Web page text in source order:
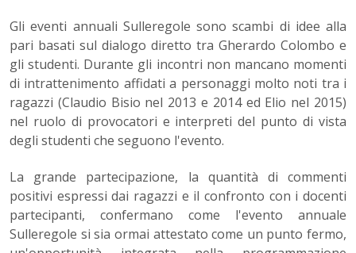
Gli eventi annuali Sulleregole sono scambi di idee alla
pari basati sul dialogo diretto tra Gherardo Colombo e
gli studenti. Durante gli incontri non mancano momenti
di intrattenimento affidati a personaggi molto noti tra i
ragazzi (Claudio Bisio nel 2013 e 2014 ed Elio nel 2015)
nel ruolo di provocatori e interpreti del punto di vista
degli studenti che seguono l'evento.
La grande partecipazione, la quantità di commenti
positivi espressi dai ragazzi e il confronto con i docenti
partecipanti, confermano come l'evento annuale
Sulleregole si sia ormai attestato come un punto fermo,